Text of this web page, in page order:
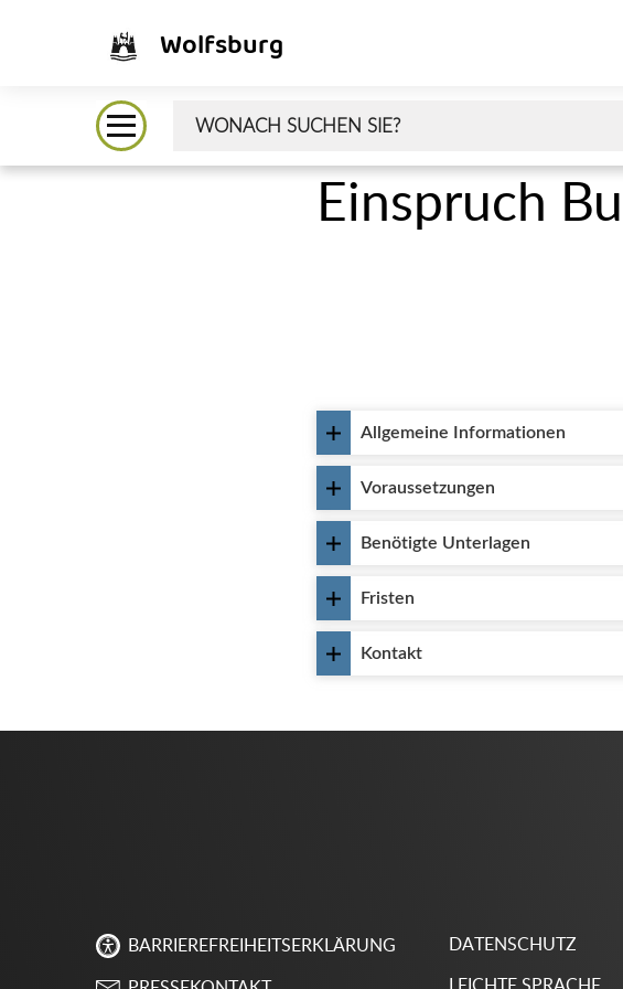
Wolfsburg
Einspruch
Allgemeine Informationen
Voraussetzungen
Benötigte Unterlagen
Fristen
Kontakt
BARRIEREFREIHEITSERKLÄRUNG DATENSCHUTZ